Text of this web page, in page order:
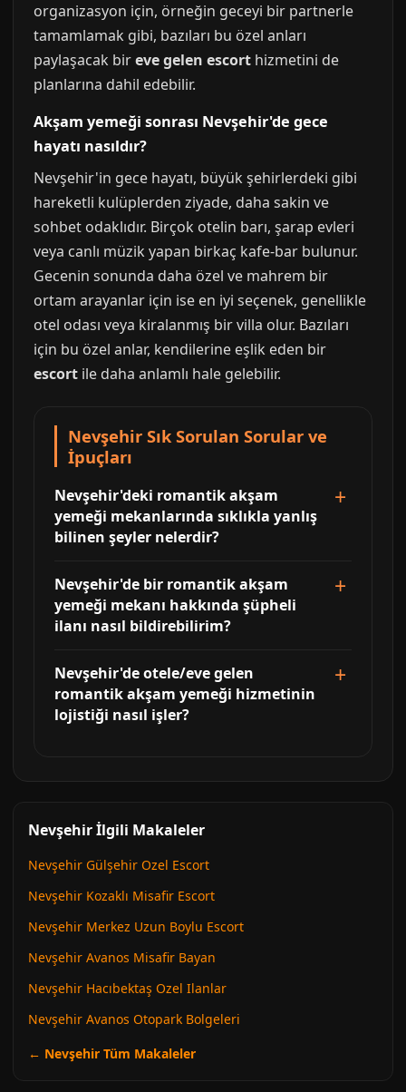
organizasyon için, örneğin geceyi bir partnerle
tamamlamak gibi, bazıları bu özel anları
paylaşacak bireve gelen escort hizmetini de
planlarına dahil edebilir.
Akşam yemeği sonrası Nevşehir'de gece
hayatı nasıldır?
Nevşehir'in gece hayatı, büyük şehirlerdeki gibi
hareketli kulüplerden ziyade, daha sakin ve
sohbet odaklıdır. Birçok otelin barı, şarap evleri
veya canlı müzik yapan birkaç kafe-bar bulunur.
Gecenin sonunda daha özel ve mahrem bir
ortam arayanlar için ise en iyi seçenek, genellikle
otel odası veya kiralanmış bir villa olur. Bazıları
için bu özel anlar, kendilerine eşlik eden bir
escort ile daha anlamlı hale gelebilir.
Nevşehir Sık Sorulan Sorular ve
İpuçları
Nevşehir'deki romantik akşam
yemeği mekanlarında sıklıkla yanlış
bilinen şeyler nelerdir?
Nevşehir'de bir romantik akşam
yemeği mekanı hakkında şüpheli
ilanı nasıl bildirebilirim?
Nevşehir'de otele/eve gelen
romantik akşam yemeği hizmetinin
lojistiği nasıl işler?
Nevşehir İlgili Makaleler
Nevşehir Gülşehir Ozel Escort
Nevşehir Kozaklı Misafir Escort
Nevşehir Merkez Uzun Boylu Escort
Nevşehir Avanos Misafir Bayan
Nevşehir Hacıbektaş Ozel Ilanlar
Nevşehir Avanos Otopark Bolgeleri
← Nevşehir Tüm Makaleler